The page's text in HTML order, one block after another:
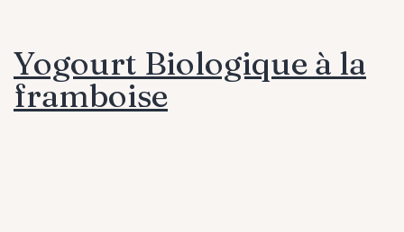
Yogourt Biologique à la
framboise